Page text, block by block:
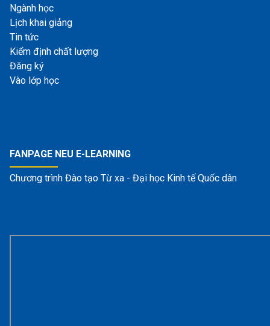
Ngành học
Lịch khai giảng
Tin tức
Kiểm định chất lượng
Đăng ký
Vào lớp học
FANPAGE NEU E-LEARNING
Chương trình Đào tạo Từ xa - Đại học Kinh tế Quốc dân